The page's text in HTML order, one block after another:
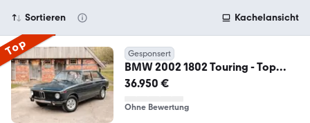
Sortieren Kachelansicht
Top Gesponsert
BMW 2002 1802 Touring - Top
Zustand, Mega Wartung
36.950 €
Ohne Bewertung